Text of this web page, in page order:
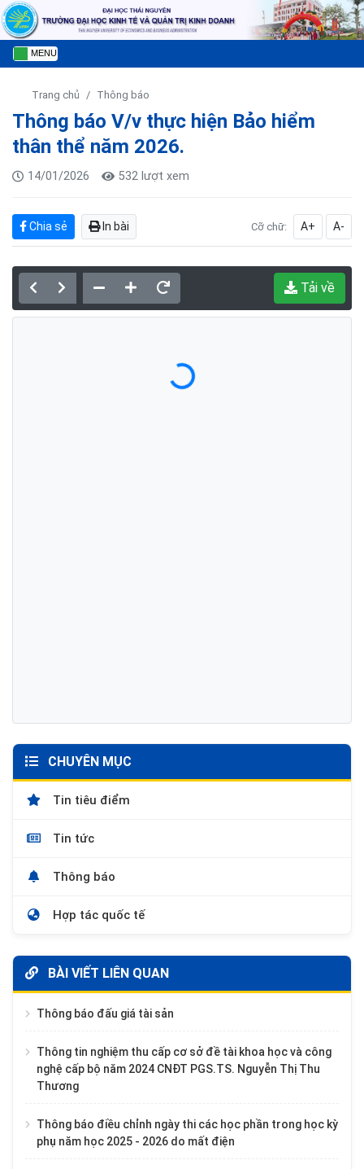
MENU
Trang chủ Thông báo
Thông báo V/v thực hiện Bảo hiểm
thân thể năm 2026.
14/01/2026 532 lượt xem
Chia sẻ In bài Cỡ chữ: A+ A-
Tải về
Đang tải PDF...
CHUYÊN MỤC
Tin tiêu điểm
Tin tức
Thông báo
Hợp tác quốc tế
BÀI VIẾT LIÊN QUAN
Thông báo đấu giá tài sản
Thông tin nghiệm thu cấp cơ sở đề tài khoa học và công
nghệ cấp bộ năm 2024 CNĐT PGS.TS. Nguyễn Thị Thu
Thương
Thông báo điều chỉnh ngày thi các học phần trong học kỳ
phụ năm học 2025 - 2026 do mất điện